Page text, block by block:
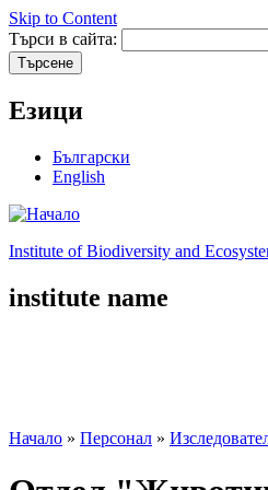
Skip to Content
Търси в сайта:
Езици
Български
English
Institute of Biodiversity and
institute name
Начало » Персонал »